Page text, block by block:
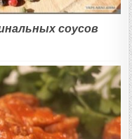
соусов